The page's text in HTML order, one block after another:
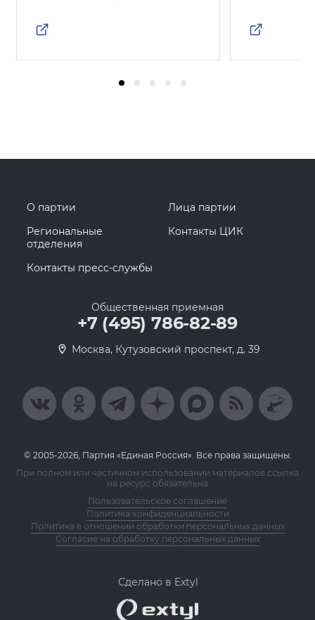
О партии
Лица партии
Региональные
отделения
Контакты ЦИК
Контакты пресс-службы
Общественная приемная
+7 (495) 786-82-89
Москва, Кутузовский проспект, д. 39
© 2005-2026, Партия «Единая Россия». Все права защищены.
При полном или частичном использовании материалов ссылка
на ресурс обязательна
Пользовательское соглашение
Политика конфиденциальности
Политика в отношении обработки персональных данных
Согласие на обработку персональных данных
Сделано в Extyl